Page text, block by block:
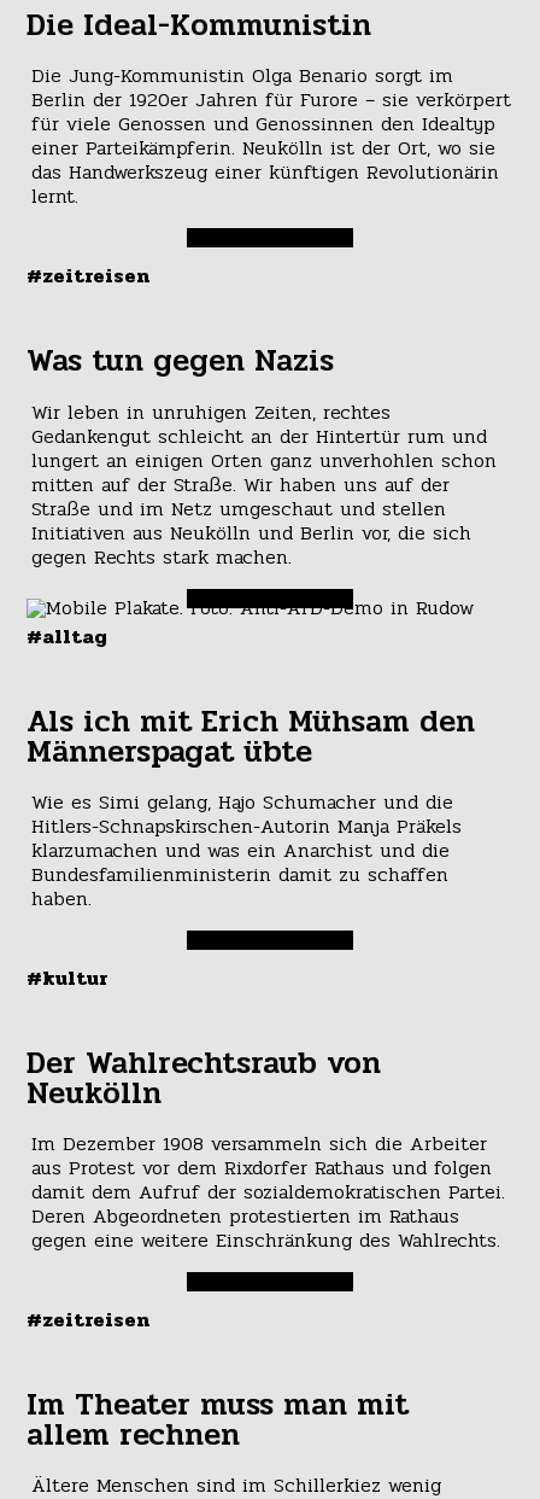
Die Ideal-Kommunistin
Die Jung-Kommunistin Olga Benario sorgt im
Berlin der 1920er Jahren für Furore – sie verkörpert
für viele Genossen und Genossinnen den Idealtyp
einer Parteikämpferin. Neukölln ist der Ort, wo sie
das Handwerkszeug einer künftigen Revolutionärin
lernt.
#zeitreisen
Was tun gegen Nazis
Wir leben in unruhigen Zeiten, rechtes
Gedankengut schleicht an der Hintertür rum und
lungert an einigen Orten ganz unverhohlen schon
mitten auf der Straße. Wir haben uns auf der
Straße und im Netz umgeschaut und stellen
Initiativen aus Neukölln und Berlin vor, die sich
gegen Rechts stark machen.
#alltag
Als ich mit Erich Mühsam den
Männerspagat übte
Wie es Simi gelang, Hajo Schumacher und die
Hitlers-Schnapskirschen-Autorin Manja Präkels
klarzumachen und was ein Anarchist und die
Bundesfamilienministerin damit zu schaffen
haben.
#kultur
Der Wahlrechtsraub von
Neukölln
Im Dezember 1908 versammeln sich die Arbeiter
aus Protest vor dem Rixdorfer Rathaus und folgen
damit dem Aufruf der sozialdemokratischen Partei.
Deren Abgeordneten protestierten im Rathaus
gegen eine weitere Einschränkung des Wahlrechts.
#zeitreisen
Im Theater muss man mit
allem rechnen
Ältere Menschen sind im Schillerkiez wenig